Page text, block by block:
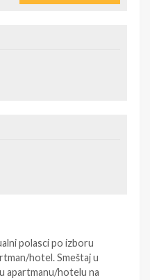
polasci po izboru
hotel. Smeštaj u
apartmanu/hotelu na